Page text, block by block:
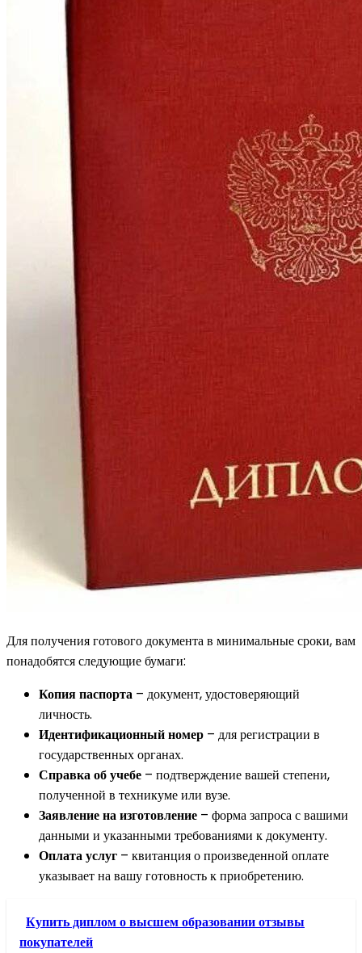
Для получения готового документа в минимальные сроки, вам
понадобятся следующие бумаги:
Копия паспорта – документ, удостоверяющий
личность.
Идентификационный номер – для регистрации в
государственных органах.
Справка об учебе – подтверждение вашей степени,
полученной в техникуме или вузе.
Заявление на изготовление – форма запроса с вашими
данными и указанными требованиями к документу.
Оплата услуг – квитанция о произведенной оплате
указывает на вашу готовность к приобретению.
Купить диплом о высшем образовании отзывы
покупателей